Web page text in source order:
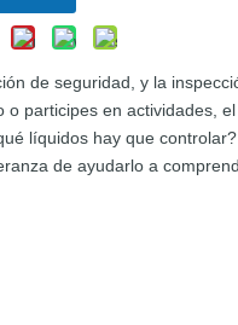
de seguridad, y la
participes en actividades,
líquidos hay que
de ayudarlo a